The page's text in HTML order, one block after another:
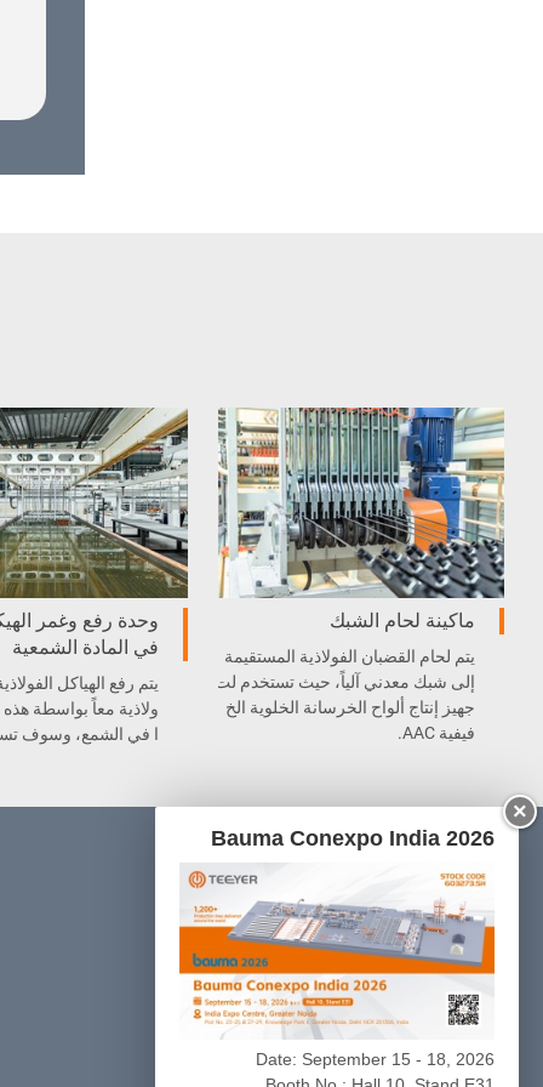
ماكينة لحام الشبك
يتم لحام القضبان الفولاذية المستقيمة
إلى شبك معدني آلياً، حيث تستخدم لت
جهيز إنتاج ألواح الخرسانة الخلوية الخ
فيفية AAC.
وحدة رفع وغمر
في المادة الشمعية
يتم رفع الهياكل
ولاذية معاً بواسطة هذه
ا في الشمع، وسوف
المنتجات
قسم تحضيرات المواد الخام
قسم التصنيع والتدوير الآلي للشبك المعدني
قسم الصب والمعالجة الأولية
قسم القطع
قسم التعقيم
قسم التعبئة
×
Bauma Conexpo India 2026
Date: September 15 - 18, 2026